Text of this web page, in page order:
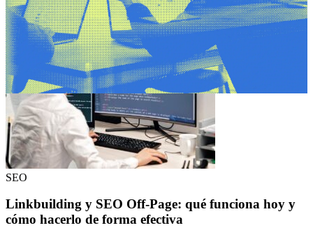
VISITA EL BLOG
SEO
Linkbuilding y SEO Off-Page: qué funciona hoy y
cómo hacerlo de forma efectiva